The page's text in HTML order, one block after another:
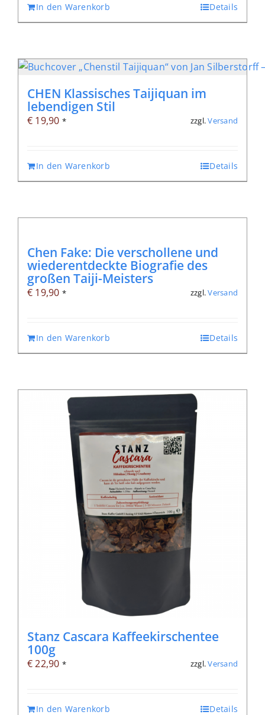
€ 24,80€ 17,36.
In den Warenkorb Details
CHEN Klassisches Taijiquan im
lebendigen Stil
€ 19,90 * zzgl.Versand
In den Warenkorb Details
Chen Fake: Die verschollene und
wiederentdeckte Biografie des
großen Taiji-Meisters
€ 19,90 * zzgl.Versand
In den Warenkorb Details
Stanz Cascara Kaffeekirschentee
100g
€22,90 * zzgl.Versand
In den Warenkorb Details